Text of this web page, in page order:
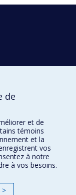
de
et de
témoins
et la
vos
à notre
à vos besoins.
>